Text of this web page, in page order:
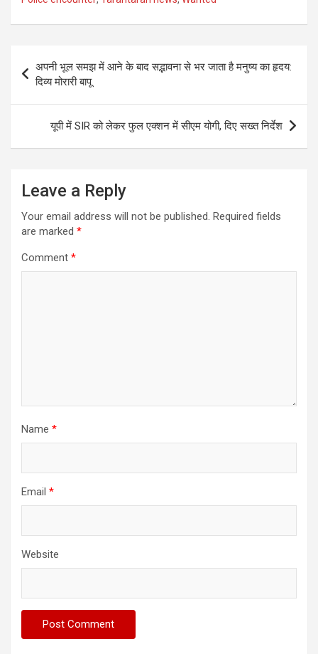
navigation
अपनी भूल समझ में आने के बाद सद्भावना से भर जाता है मनुष्‍य का हृदय:
दिव्‍य मोरारी बापू
यूपी में SIR को लेकर फुल एक्शन में सीएम योगी, दिए सख्त निर्देश
Leave a Reply
Your email address will not be published. Required fields
are marked *
Comment *
Name *
Email *
Website